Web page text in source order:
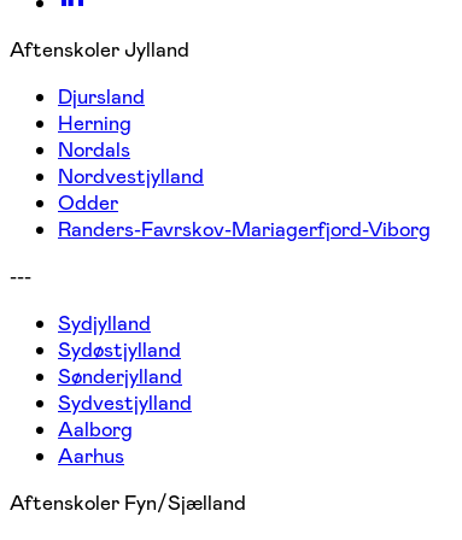
Aftenskoler Jylland
Djursland
Herning
Nordals
Nordvestjylland
Odder
Randers-Favrskov-Mariagerfjord-Viborg
---
Sydjylland
Sydøstjylland
Sønderjylland
Sydvestjylland
Aalborg
Aarhus
Aftenskoler Fyn/Sjælland